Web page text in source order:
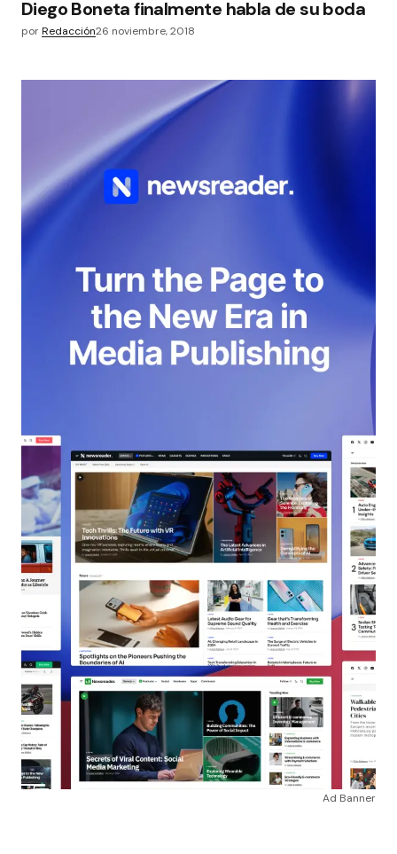
Diego Boneta finalmente habla de su boda
porRedacción26 noviembre, 2018
Ad Banner